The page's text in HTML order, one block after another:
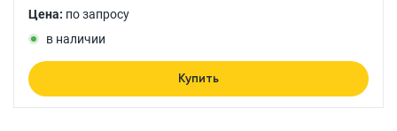
Цена: по запросу
в наличии
Купить